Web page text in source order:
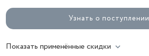
Узнать о поступлении
Показать применённые скидки